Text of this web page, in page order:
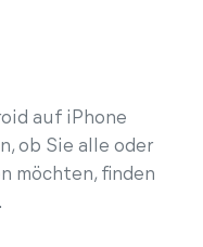
auf iPhone
ob Sie alle oder
möchten, finden